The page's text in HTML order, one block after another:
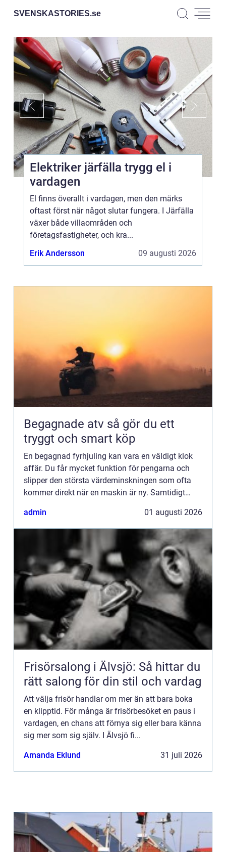
SVENSKASTORIES.se
Elektriker järfälla trygg el i
vardagen
El finns överallt i vardagen, men den märks
oftast först när något slutar fungera. I Järfälla
växer både villaområden och
företagsfastigheter, och kra...
Erik Andersson
09 augusti 2026
Begagnade atv så gör du ett
tryggt och smart köp
En begagnad fyrhjuling kan vara en väldigt klok
affär. Du får mycket funktion för pengarna och
slipper den största värdeminskningen som ofta
kommer direkt när en maskin är ny. Samtidigt
som vill köpa begag...
admin 01 augusti 2026
Frisörsalong i Älvsjö: Så hittar du
rätt salong för din stil och vardag
Att välja frisör handlar om mer än att bara boka
en klipptid. För många är frisörbesöket en paus i
vardagen, en chans att förnya sig eller bara känna
sig mer som sig själv. I Älvsjö fi...
Amanda Eklund 31 juli 2026